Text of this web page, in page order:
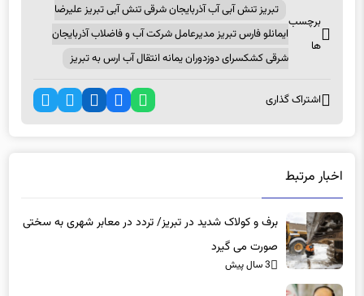
برچسب
ها
تبریز تنش آبی آب آذربایجان شرقی تنش آبی تبریز علیرضا
ایمانلو فارس تبریز مدیرعامل شرکت آب و فاضلاب آذربایجان
شرقی کشکسرای دوزدوران یمانه انتقال آب ارس به تبریز
اشتراک گذاری
اخبار مرتبط
برف و کولاک شدید در تبریز/ تردد در معابر شهری به سختی
صورت می گیرد
3 سال پیش